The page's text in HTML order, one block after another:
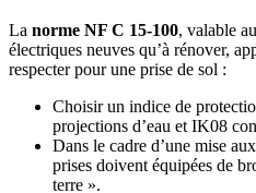
La norme NF C 15-100, valable
électriques neuves qu’à rénover,
respecter pour une prise de sol :
Choisir un indice de
projections d’eau et IK08
Dans le cadre d’une mise
prises doivent équipées de
terre ».